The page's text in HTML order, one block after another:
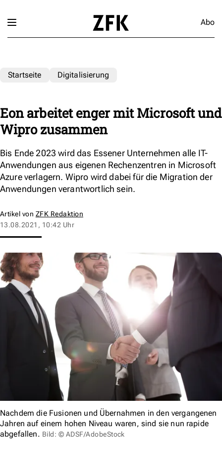
Abo
Startseite Digitalisierung
Eon arbeitet enger mit Microsoft und
Wipro zusammen
Bis Ende 2023 wird das Essener Unternehmen alle IT-
Anwendungen aus eigenen Rechenzentren in Microsoft
Azure verlagern. Wipro wird dabei für die Migration der
Anwendungen verantwortlich sein.
Artikel von ZFK Redaktion
13.08.2021, 10:42 Uhr
Nachdem die Fusionen und Übernahmen in den vergangenen
Jahren auf einem hohen Niveau waren, sind sie nun rapide
abgefallen. Bild: © ADSF/AdobeStock